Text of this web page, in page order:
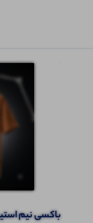
باکسی نیم استین